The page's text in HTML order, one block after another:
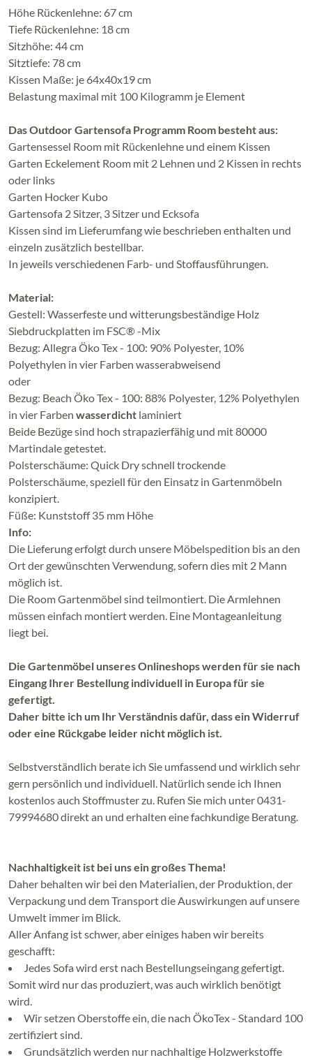
Höhe Rückenlehne: 67 cm
Tiefe Rückenlehne: 18 cm
Sitzhöhe: 44 cm
Sitztiefe: 78 cm
Kissen Maße: je 64x40x19 cm
Belastung maximal mit 100 Kilogramm je Element
Das Outdoor Gartensofa Programm Room besteht aus:
Gartensessel Room mit Rückenlehne und einem Kissen
Garten Eckelement Room mit 2 Lehnen und 2 Kissen in rechts
oder links
Garten Hocker Kubo
Gartensofa 2 Sitzer, 3 Sitzer und Ecksofa
Kissen sind im Lieferumfang wie beschrieben enthalten und
einzeln zusätzlich bestellbar.
In jeweils verschiedenen Farb- und Stoffausführungen.
Material:
Gestell: Wasserfeste und witterungsbeständige Holz
Siebdruckplatten im FSC® -Mix
Bezug: Allegra Öko Tex - 100: 90% Polyester, 10%
Polyethylen in vier Farben wasserabweisend
oder
Bezug: Beach Öko Tex - 100: 88% Polyester, 12% Polyethylen
in vier Farben wasserdicht laminiert
Beide Bezüge sind hoch strapazierfähig und mit 80000
Martindale getestet.
Polsterschäume: Quick Dry schnell trockende
Polsterschäume, speziell für den Einsatz in Gartenmöbeln
konzipiert.
Füße: Kunststoff 35 mm Höhe
Info:
Die Lieferung erfolgt durch unsere Möbelspedition bis an den
Ort der gewünschten Verwendung, sofern dies mit 2 Mann
möglich ist.
Die Room Gartenmöbel sind teilmontiert. Die Armlehnen
müssen einfach montiert werden. Eine Montageanleitung
liegt bei.
Die Gartenmöbel unseres Onlineshops werden für sie nach
Eingang Ihrer Bestellung individuell in Europa für sie
gefertigt.
Daher bitte ich um Ihr Verständnis dafür, dass ein Widerruf
oder eine Rückgabe leider nicht möglich ist.
Selbstverständlich berate ich Sie umfassend und wirklich sehr
gern persönlich und individuell. Natürlich sende ich Ihnen
kostenlos auch Stoffmuster zu. Rufen Sie mich unter 0431-
79994680 direkt an und erhalten eine fachkundige Beratung.
Nachhaltigkeit ist bei uns ein großes Thema!
Daher behalten wir bei den Materialien, der Produktion, der
Verpackung und dem Transport die Auswirkungen auf unsere
Umwelt immer im Blick.
Aller Anfang ist schwer, aber einiges haben wir bereits
geschafft:
Jedes Sofa wird erst nach Bestellungseingang gefertigt.
Somit wird nur das produziert, was auch wirklich benötigt
wird.
Wir setzen Oberstoffe ein, die nach ÖkoTex - Standard 100
zertifiziert sind.
Grundsätzlich werden nur nachhaltige Holzwerkstoffe